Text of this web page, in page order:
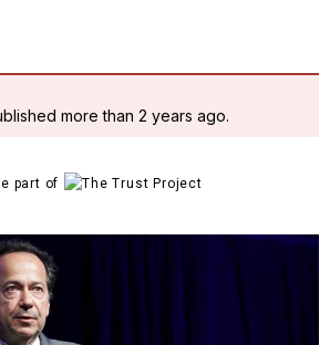
more than 2 years ago.
part of